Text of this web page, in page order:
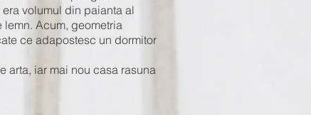
volumul din paianta al
Acum, geometria
ce adapostesc un dormitor
arta, iar mai nou casa rasuna